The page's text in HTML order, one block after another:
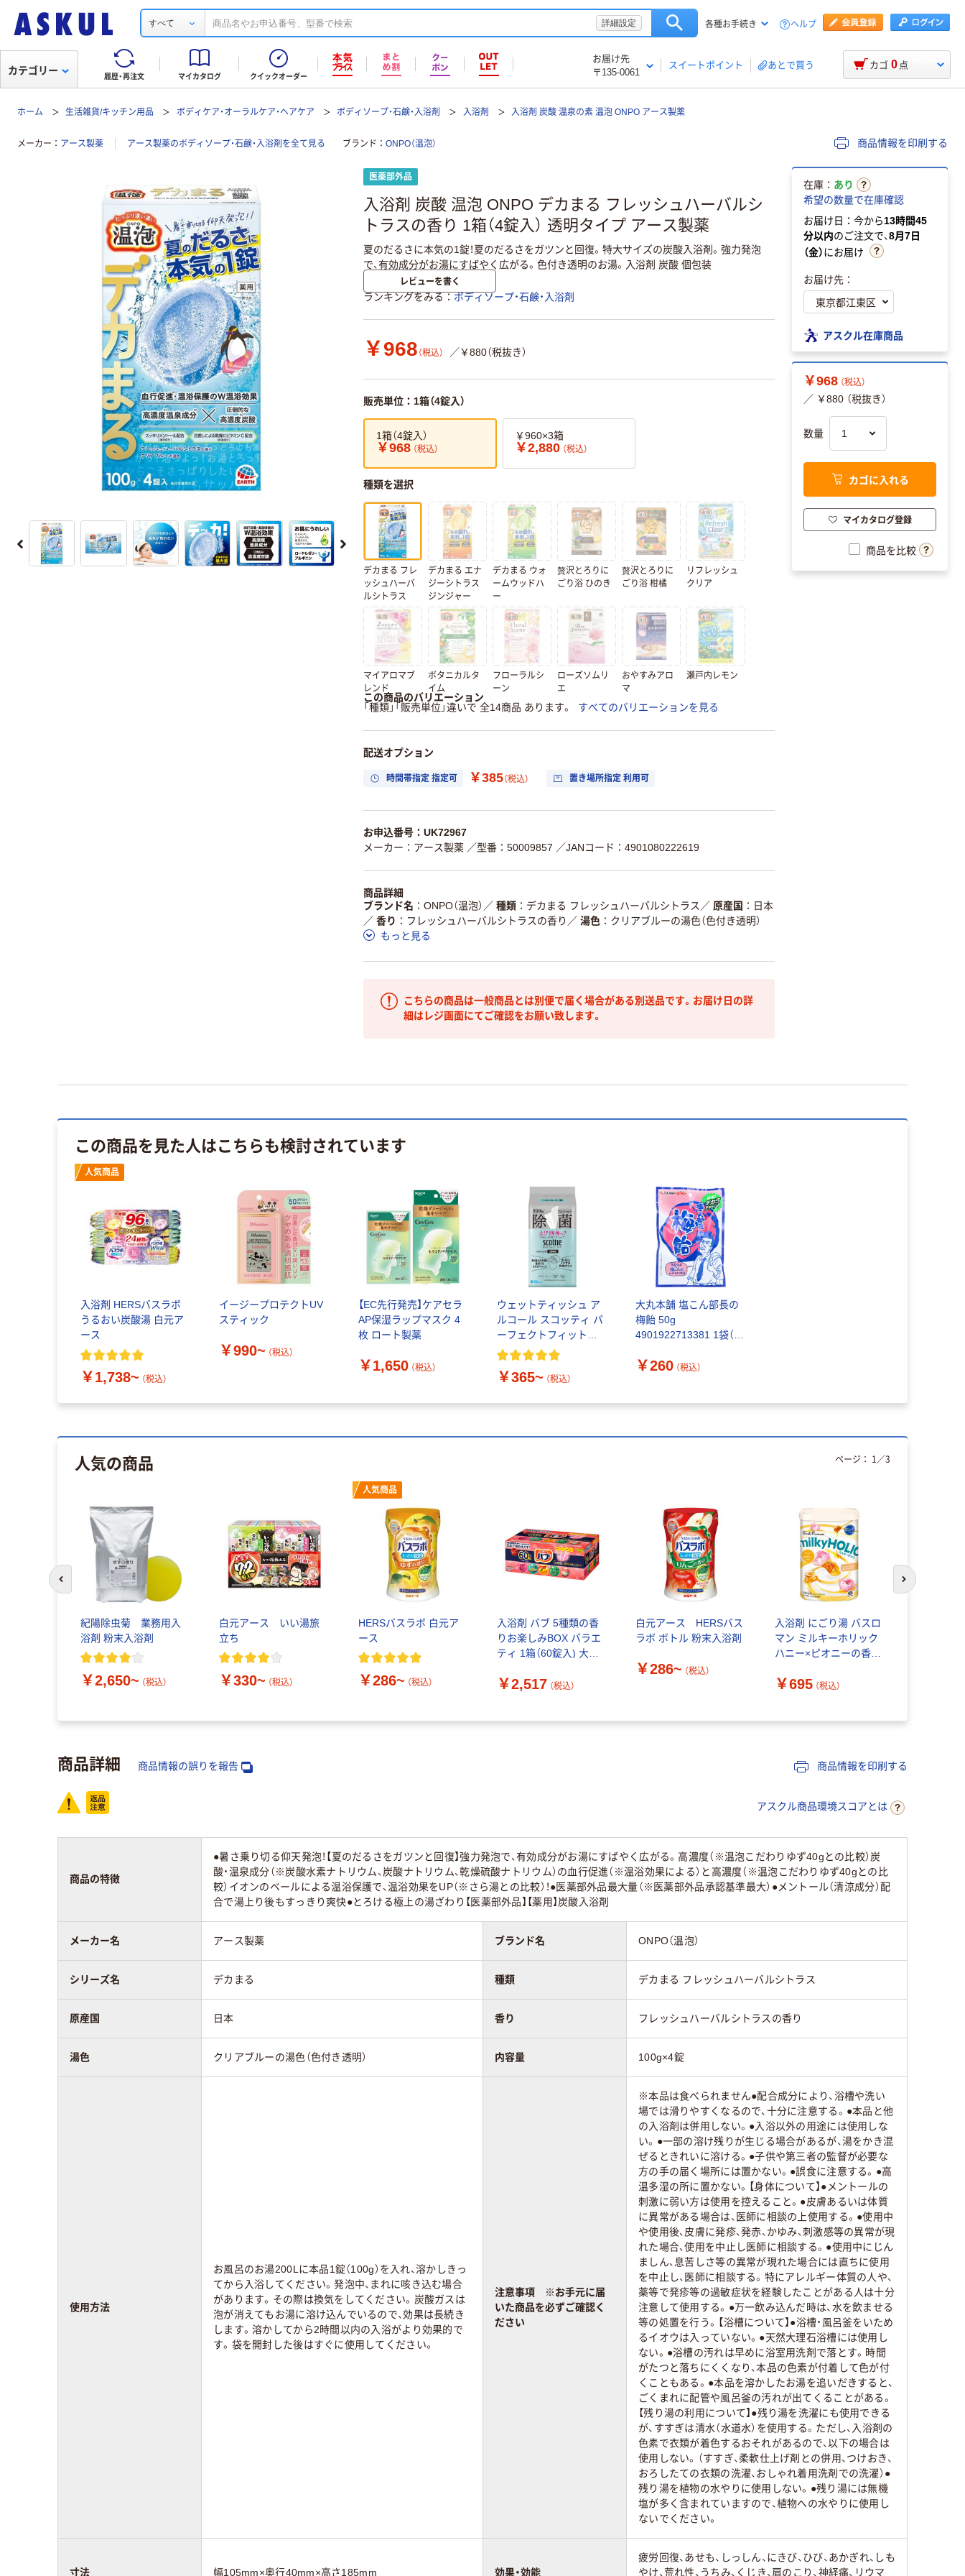
すべて 詳細設定 各種お手続き ヘルプ
履歴・再注文 マイカタログ クイックオーダー
お届け先
〒135-0061
スイートポイント あとで買う
カテゴリー カゴ 0 点
ホーム 生活雑貨/キッチン用品 ボディケア・オーラルケア・ヘアケア ボディソープ・石鹸・入浴剤 入浴剤 入浴剤 炭酸 温泉の素 温泡 ONPO アース製薬
メーカー アース製薬 アース製薬のボディソープ・石鹸・入浴剤を全て見る ブランド ONPO（温泡） 商品情報を印刷する
医薬部外品
入浴剤 炭酸 温泡 ONPO デカまる フレッシュハーバルシ
トラスの香り 1箱（4錠入） 透明タイプ アース製薬
夏のだるさに本気の1錠！夏のだるさをガツンと回復。特大サイズの炭酸入浴剤。強力発泡
で、有効成分がお湯にすばやく広がる。色付き透明のお湯。入浴剤 炭酸 個包装
レビューを書く
ランキングをみる ボディソープ・石鹸・入浴剤
￥968 （税込） ／￥880（税抜き）
販売単位：1箱（4錠入）
1箱（4錠入）
￥968 （税込）
￥960×3箱
￥2,880 （税込）
種類を選択
デカまる フレ
ッシュハーバ
ルシトラス
デカまる エナ
ジーシトラス
ジンジャー
デカまる ウォ
ームウッドハ
ー
贅沢とろりに
ごり浴 ひのき
贅沢とろりに
ごり浴 柑橘
リフレッシュ
クリア
マイアロマブ
レンド
ボタニカルタ
イム
フローラルシ
ーン
ローズソムリ
エ
おやすみアロ
マ
瀬戸内レモン
この商品のバリエーション
「種類」「販売単位」違いで 全14商品 あります。
すべてのバリエーションを見る
配送オプション
時間帯指定 指定可 ￥385（税込） 置き場所指定 利用可
お申込番号：UK72967
メーカー：アース製薬 ／型番：50009857 ／JANコード：4901080222619
商品詳細
ブランド名
ONPO（温泡） ／ 種類 デカまる フレッシュハーバルシトラス ／ 原産国
日本
／ 香り フレッシュハーバルシトラスの香り ／ 湯色
クリアブルーの湯色（色付き透明）
もっと見る
こちらの商品は一般商品とは別便で届く場合がある別送品です。お届け日の詳
細はレジ画面にてご確認をお願い致します。
在庫： あり
希望の数量で在庫確認
お届け日：今から13時間45
分以内のご注文で、8月7日
（金）にお届け
お届け先：
アスクル在庫商品
￥968 （税込）
／ ￥880 （税抜き）
数量
カゴに入れる
マイカタログ登録
商品を比較
この商品を見た人はこちらも検討されています
人気商品
入浴剤 HERSバスラボ
うるおい炭酸湯 白元ア
ース
￥1,738~ （税込）
イージープロテクトUV
スティック
￥990~ （税込）
【EC先行発売】ケアセラ
AP保湿ラップマスク 4
枚 ロート製薬
￥1,650 （税込）
ウェットティッシュ ア
ルコール スコッティ パ
ーフェクトフィット
99.9%除菌 日本製紙ク
￥365~ （税込）
大丸本舗 塩こん部長の
梅飴 50g
4901922713381 1袋（直
￥260 （税込）
人気の商品
紀陽除虫菊 業務用入
浴剤 粉末入浴剤
￥2,650~ （税込）
白元アース いい湯旅
立ち
￥330~ （税込）
人気商品
HERSバスラボ 白元ア
ース
￥286~ （税込）
入浴剤 バブ 5種類の香
りお楽しみBOX バラエ
ティ 1箱（60錠入) 大容
￥2,517 （税込）
白元アース HERSバス
ラボ ボトル 粉末入浴剤
￥286~ （税込）
入浴剤 にごり湯 バスロ
マン ミルキーホリック
ハニー×ピオニーの香り
湯色 600g 1個 アース製
￥695 （税込）
ページ： 1 ／3
前のスライドへ 次のスライド
商品詳細 商品情報の誤りを報告 商品情報を印刷する
アスクル商品環境スコアとは
商品の特徴
●暑さ乗り切る仰天発泡！【夏のだるさをガツンと回復】強力発泡で、有効成分がお湯にすばやく広がる。高濃度（※温泡こだわりゆず40gとの比較）炭
酸・温泉成分（※炭酸水素ナトリウム、炭酸ナトリウム、乾燥硫酸ナトリウム）の血行促進（※温浴効果による）と高濃度（※温泡こだわりゆず40gとの比
較）イオンのベールによる温浴保護で、温浴効果をUP（※さら湯との比較）！●医薬部外品最大量（※医薬部外品承認基準最大）●メントール（清涼成分）配
合で湯上り後もすっきり爽快●とろける極上の湯ざわり【医薬部外品】【薬用】炭酸入浴剤
メーカー名 アース製薬 ブランド名 ONPO（温泡）
シリーズ名 デカまる 種類 デカまる フレッシュハーバルシトラス
原産国 日本 香り フレッシュハーバルシトラスの香り
湯色 クリアブルーの湯色（色付き透明） 内容量 100g×4錠
使用方法
お風呂のお湯200Lに本品1錠（100g）を入れ、溶かしきっ
てから入浴してください。発泡中、まれに咳き込む場合
があります。その際は換気をしてください。炭酸ガスは
泡が消えてもお湯に溶け込んでいるので、効果は長続き
します。溶かしてから2時間以内の入浴がより効果的で
す。袋を開封した後はすぐに使用してください。
注意事項 ※お手元に届
いた商品を必ずご確認く
ださい
※本品は食べられません●配合成分により、浴槽や洗い
場では滑りやすくなるので、十分に注意する。●本品と他
の入浴剤は併用しない。●入浴以外の用途には使用しな
い。●一部の溶け残りが生じる場合があるが、湯をかき混
ぜるときれいに溶ける。●子供や第三者の監督が必要な
方の手の届く場所には置かない。●誤食に注意する。●高
温多湿の所に置かない。【身体について】●メントールの
刺激に弱い方は使用を控えること。●皮膚あるいは体質
に異常がある場合は、医師に相談の上使用する。●使用中
や使用後、皮膚に発疹、発赤、かゆみ、刺激感等の異常が現
れた場合、使用を中止し医師に相談する。●使用中にじん
ましん、息苦しさ等の異常が現れた場合には直ちに使用
を中止し、医師に相談する。特にアレルギー体質の人や、
薬等で発疹等の過敏症状を経験したことがある人は十分
注意して使用する。●万一飲み込んだ時は、水を飲ませる
等の処置を行う。【浴槽について】●浴槽・風呂釜をいため
るイオウは入っていない。●天然大理石浴槽には使用し
ない。●浴槽の汚れは早めに浴室用洗剤で落とす。時間
がたつと落ちにくくなり、本品の色素が付着して色が付
くこともある。●本品を溶かしたお湯を追いだきすると、
ごくまれに配管や風呂釜の汚れが出てくることがある。
【残り湯の利用について】●残り湯を洗濯にも使用できる
が、すすぎは清水（水道水）を使用する。ただし、入浴剤の
色素で衣類が着色するおそれがあるので、以下の場合は
使用しない。（すすぎ、柔軟仕上げ剤との併用、つけおき、
おろしたての衣類の洗濯、おしゃれ着用洗剤での洗濯）●
残り湯を植物の水やりに使用しない。●残り湯には無機
塩が多く含まれていますので、植物への水やりに使用し
ないでください。
寸法 幅105mm×奥行40mm×高さ185mm 効果・効能
疲労回復、あせも、しっしん、にきび、ひび、あかぎれ、しも
やけ、荒れ性、うちみ、くじき、肩のこり、神経痛、リウマ